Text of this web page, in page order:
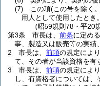
(7)
この項(この号を除く
用人として使用したとき。
(昭59規則78・平20
第3条
市長は、 前条に定め
事、製造又は販売等の実績
2
市長は、 前項の規定によ
て、その者が当該資格を有
3
市長は、 前項の規定によ
し、有資格者については